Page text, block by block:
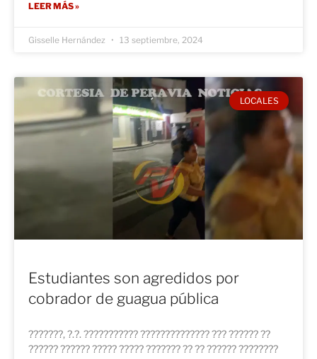
LEER MÁS »
Gisselle Hernández 13 septiembre, 2024
LOCALES
Estudiantes son agredidos por
cobrador de guagua pública
???????, ?.?. ??????????? ?????????????? ??? ?????? ??
?????? ?????? ????? ????? ??????? ?? ?? ?????? ????????